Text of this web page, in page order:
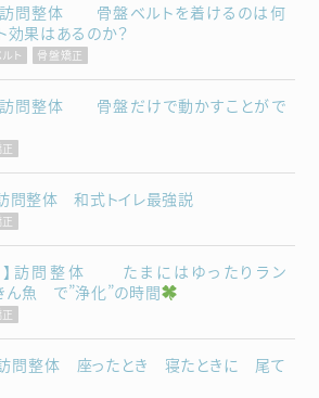
訪問整体 骨盤ベルトを着けるのは何
効果はあるのか？
ト 骨盤矯正
訪問整体 骨盤だけで動かすことがで
問整体 和式トイレ最強説
】訪問整体 たまにはゆったりラン
で”浄化”の時間
訪問整体 座ったとき 寝たときに 尾て